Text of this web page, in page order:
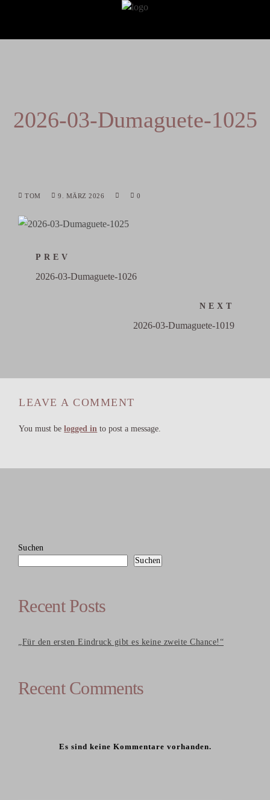
2026-03-Dumaguete-1025
TOM 9. MÄRZ 2026 0
PREV
2026-03-Dumaguete-1026
NEXT
2026-03-Dumaguete-1019
LEAVE A COMMENT
You must belogged in to post a message.
Suchen
Suchen
Recent Posts
„Für den ersten Eindruck gibt es keine zweite Chance!“
Recent Comments
Es sind keine Kommentare vorhanden.